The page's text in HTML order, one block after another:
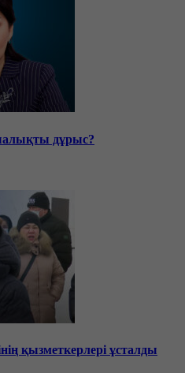
дұрыс?
қызметкерлері ұсталды